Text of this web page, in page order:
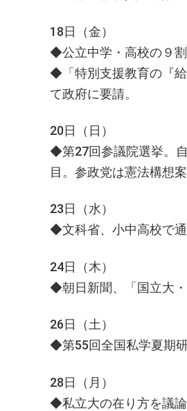
18日（金）
◆公立中学・高校の９割
◆「特別支援教育の『
て政府に要請。
20日（日）
◆第27回参議院選挙。
目。参政党は憲法構想
23日（水）
◆文科省、小中高校で通
24日（木）
◆朝日新聞、「国立大・
26日（土）
◆第55回全国私学夏期
28日（月）
◆私立大の在り方を議論